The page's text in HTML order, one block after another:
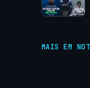
MAIS EM